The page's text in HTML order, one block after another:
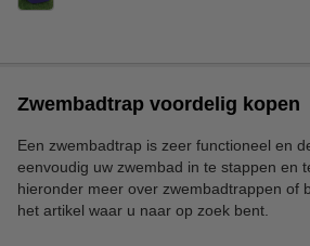
Zwembadtrap voordelig kopen
Een zwembadtrap is zeer functioneel en
eenvoudig uw zwembad in te stappen en
hieronder meer over zwembadtrappen of
het artikel waar u naar op zoek bent.